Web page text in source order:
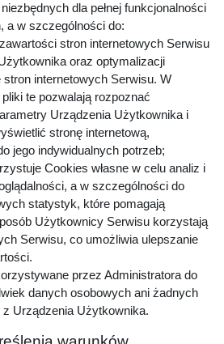
dla pełnej funkcjonalności
a w szczególności do:
stron internetowych Serwisu
oraz optymalizacji
internetowych Serwisu. W
te pozwalają rozpoznać
Urządzenia Użytkownika i
stronę internetową,
jego indywidualnych potrzeb;
Cookies własne w celu analiz i
a w szczególności do
statystyk, które pomagają
Użytkownicy Serwisu korzystają
Serwisu, co umożliwia ulepszanie
przez Administratora do
danych osobowych ani żadnych
Urządzenia Użytkownika.